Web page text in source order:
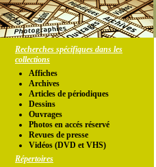
Recherches spécifiques dans les
collections
Affiches
Archives
Articles de périodiques
Dessins
Ouvrages
Photos en accés réservé
Revues de presse
Vidéos (DVD et VHS)
Répertoires